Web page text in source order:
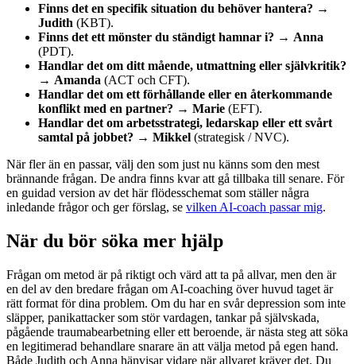
Finns det en specifik situation du behöver hantera? →
Judith (KBT).
Finns det ett mönster du ständigt hamnar i? → Anna
(PDT).
Handlar det om ditt mående, utmattning eller självkritik?
→ Amanda (ACT och CFT).
Handlar det om ett förhållande eller en återkommande
konflikt med en partner? → Marie (EFT).
Handlar det om arbetsstrategi, ledarskap eller ett svårt
samtal på jobbet? → Mikkel (strategisk / NVC).
När fler än en passar, välj den som just nu känns som den mest
brännande frågan. De andra finns kvar att gå tillbaka till senare. För
en guidad version av det här flödesschemat som ställer några
inledande frågor och ger förslag, se vilken AI-coach passar mig.
När du bör söka mer hjälp
Frågan om metod är på riktigt och värd att ta på allvar, men den är
en del av den bredare frågan om AI-coaching över huvud taget är
rätt format för dina problem. Om du har en svår depression som inte
släpper, panikattacker som stör vardagen, tankar på självskada,
pågående traumabearbetning eller ett beroende, är nästa steg att söka
en legitimerad behandlare snarare än att välja metod på egen hand.
Både Judith och Anna hänvisar vidare när allvaret kräver det. Du